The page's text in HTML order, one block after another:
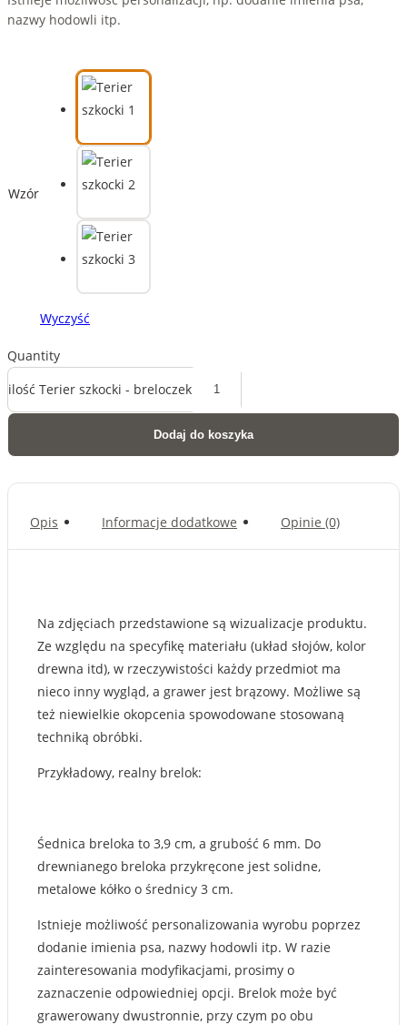
nazwy hodowli itp.
Wzór
Wyczyść
Quantity
ilość Terier szkocki - breloczek
Dodaj do koszyka
Opis Informacje dodatkowe Opinie (0)
Na zdjęciach przedstawione są wizualizacje produktu.
Ze względu na specyfikę materiału (układ słojów, kolor
drewna itd), w rzeczywistości każdy przedmiot ma
nieco inny wygląd, a grawer jest brązowy. Możliwe są
też niewielkie okopcenia spowodowane stosowaną
techniką obróbki.
Przykładowy, realny brelok:
Śednica breloka to 3,9 cm, a grubość 6 mm. Do
drewnianego breloka przykręcone jest solidne,
metalowe kółko o średnicy 3 cm.
Istnieje możliwość personalizowania wyrobu poprzez
dodanie imienia psa, nazwy hodowli itp. W razie
zainteresowania modyfikacjami, prosimy o
zaznaczenie odpowiedniej opcji. Brelok może być
grawerowany dwustronnie, przy czym po obu